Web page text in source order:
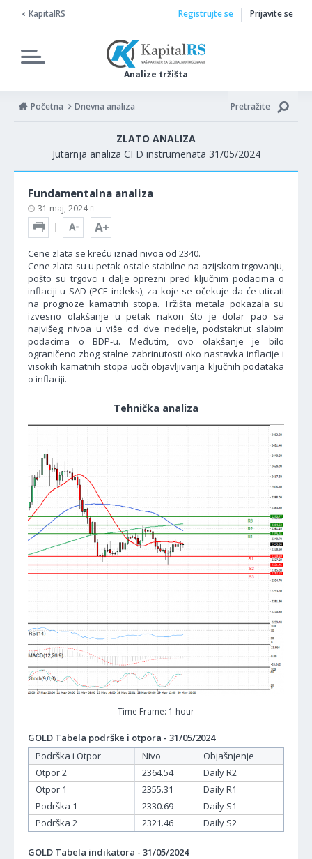
KapitalRS
Analize tržišta
Registrujte se Prijavite se
Početna Dnevna analiza Pretražite
ZLATO ANALIZA
Jutarnja analiza CFD instrumenata 31/05/2024
Fundamentalna analiza
31 maj, 2024
Cene zlata se kreću iznad nivoa od 2340.
Cene zlata su u petak ostale stabilne na azijskom trgovanju,
pošto su trgovci i dalje oprezni pred ključnim podacima o
inflaciji u SAD (PCE indeks), za koje se očekuje da će uticati
na prognoze kamatnih stopa. Tržišta metala pokazala su
izvesno olakšanje u petak nakon što je dolar pao sa
najvišeg nivoa u više od dve nedelje, podstaknut slabim
podacima o BDP-u. Međutim, ovo olakšanje je bilo
ograničeno zbog stalne zabrinutosti oko nastavka inflacije i
visokih kamatnih stopa uoči objavljivanja ključnih podataka
o inflaciji.
Tehnička analiza
Time Frame: 1 hour
GOLD Tabela podrške i otpora - 31/05/2024
Podrška i Otpor
Nivo
Objašnjenje
Otpor 2
2364.54
Daily R2
Otpor 1
2355.31
Daily R1
Podrška 1
2330.69
Daily S1
Podrška 2
2321.46 Daily S2
GOLD Tabela indikatora - 31/05/2024